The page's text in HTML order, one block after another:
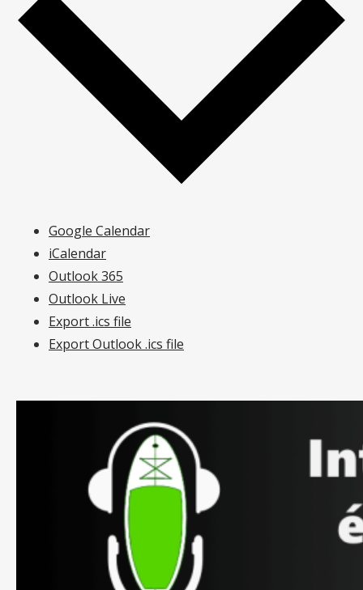
Google Calendar
iCalendar
Outlook 365
Outlook Live
Export .ics file
Export Outlook .ics file